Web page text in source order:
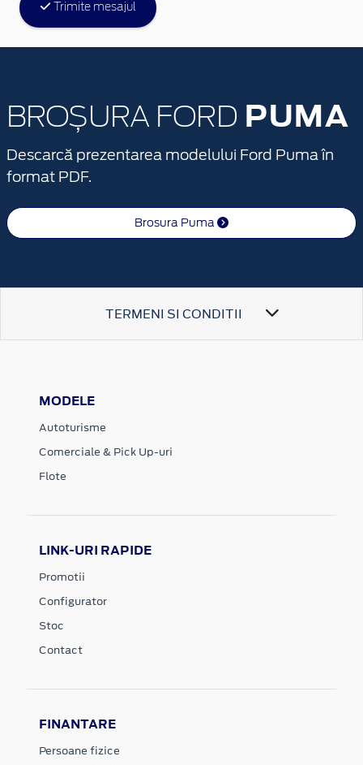
Trimite mesajul
BROȘURA FORD PUMA
Descarcă prezentarea modelului Ford Puma în
format PDF.
Brosura Puma
TERMENI SI CONDITII
MODELE
Autoturisme
Comerciale & Pick Up-uri
Flote
LINK-URI RAPIDE
Promotii
Configurator
Stoc
Contact
FINANTARE
Persoane fizice